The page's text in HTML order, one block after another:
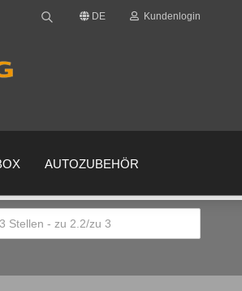
DE Kundenlogin
AUTOZUBEHÖR